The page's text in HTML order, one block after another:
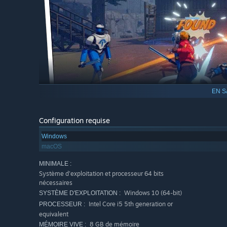
Les mots ont un pouvoir, un vrai pouvoir. Utilisez des
manipuler vos interlocuteurs et vous sortir de situations
arsenal linguistique face à vos ennemis... et vos amis.
UN VOYAGE À TRAVERS UN CONTINENT DIVISÉ
Sur les routes d'une Amérique uchronique, vous ferez
inattendues, rencontrerez une multitude de
(ou affronterez) vos poursuivants. Admirez de
graphique coloré inspiré de la bande dessinée
EN
Configuration requise
Windows
macOS
MINIMALE :
Système d'exploitation et processeur 64 bits
nécessaires
SYSTÈME D'EXPLOITATION : Windows 10 (64-bit)
PROCESSEUR : Intel Core i5 5th generation or
equivalent
MÉMOIRE VIVE : 8 GB de mémoire